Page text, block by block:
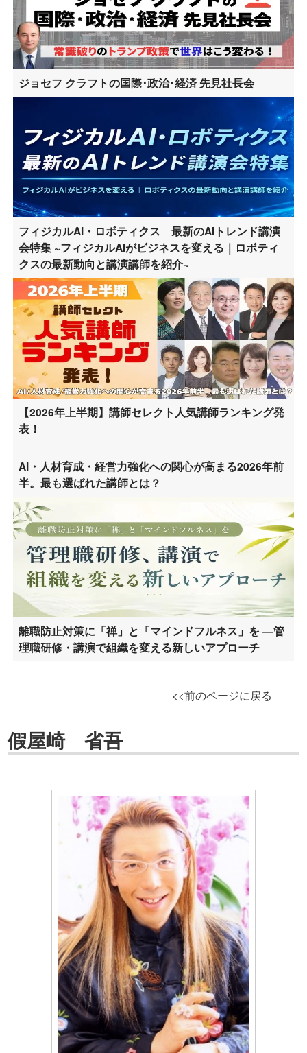
ジョセフ クラフトの国際･政治･経済 先見社長会
フィジカルAI・ロボティクス 最新のAIトレンド講演
会特集 ~フィジカルAIがビジネスを変える｜ロボティ
クスの最新動向と講演講師を紹介~
【2026年上半期】講師セレクト人気講師ランキング発
表！
AI・人材育成・経営力強化への関心が高まる2026年前
半。最も選ばれた講師とは？
離職防止対策に「禅」と「マインドフルネス」を ―管
理職研修・講演で組織を変える新しいアプローチ
<<前のページに戻る
假屋崎 省吾